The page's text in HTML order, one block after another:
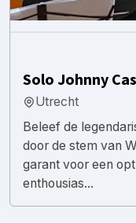
Solo Johnny
Utrecht
Beleef de
door de stem van
garant voor een
enthousias...